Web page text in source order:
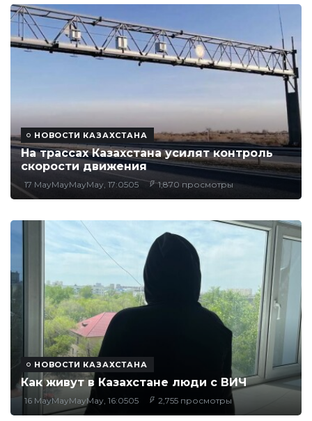
НОВОСТИ КАЗАХСТАНА
На трассах Казахстана усилят контроль
скорости движения
17 MayMayMayMay, 17:0505 1,870 просмотры
НОВОСТИ КАЗАХСТАНА
Как живут в Казахстане люди с ВИЧ
16 MayMayMayMay, 16:0505 2,755 просмотры